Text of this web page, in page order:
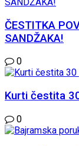
ČESTITKA
SANDŽAKA!
0
Kurti čestita
0